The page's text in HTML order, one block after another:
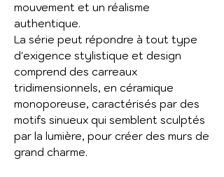
mouvement et un réalisme
authentique.
La série peut répondre à tout type
d'exigence stylistique et design
comprend des carreaux
tridimensionnels, en céramique
monoporeuse, caractérisés par des
motifs sinueux qui semblent sculptés
par la lumière, pour créer des murs de
grand charme.